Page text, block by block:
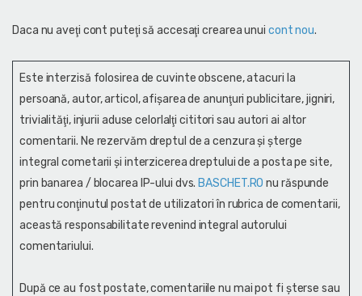
Daca nu aveţi cont puteţi să accesaţi crearea unui cont nou.
Este interzisă folosirea de cuvinte obscene, atacuri la
persoană, autor, articol, afişarea de anunţuri publicitare, jigniri,
trivialităţi, injurii aduse celorlalţi cititori sau autori ai altor
comentarii. Ne rezervăm dreptul de a cenzura și şterge
integral cometarii și interzicerea dreptului de a posta pe site,
prin banarea / blocarea IP-ului dvs. BASCHET.RO nu răspunde
pentru conţinutul postat de utilizatori în rubrica de comentarii,
această responsabilitate revenind integral autorului
comentariului.
După ce au fost postate, comentariile nu mai pot fi șterse sau